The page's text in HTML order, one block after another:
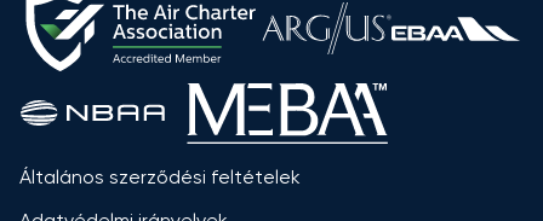
Általános szerződési feltételek